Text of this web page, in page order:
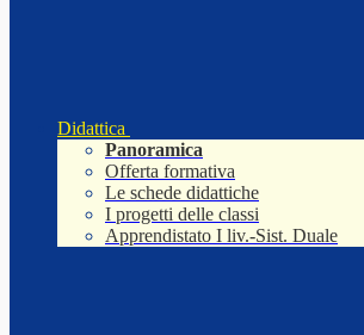
Didattica
Panoramica
Offerta formativa
Le schede didattiche
I progetti delle classi
Apprendistato I liv.-Sist. Duale